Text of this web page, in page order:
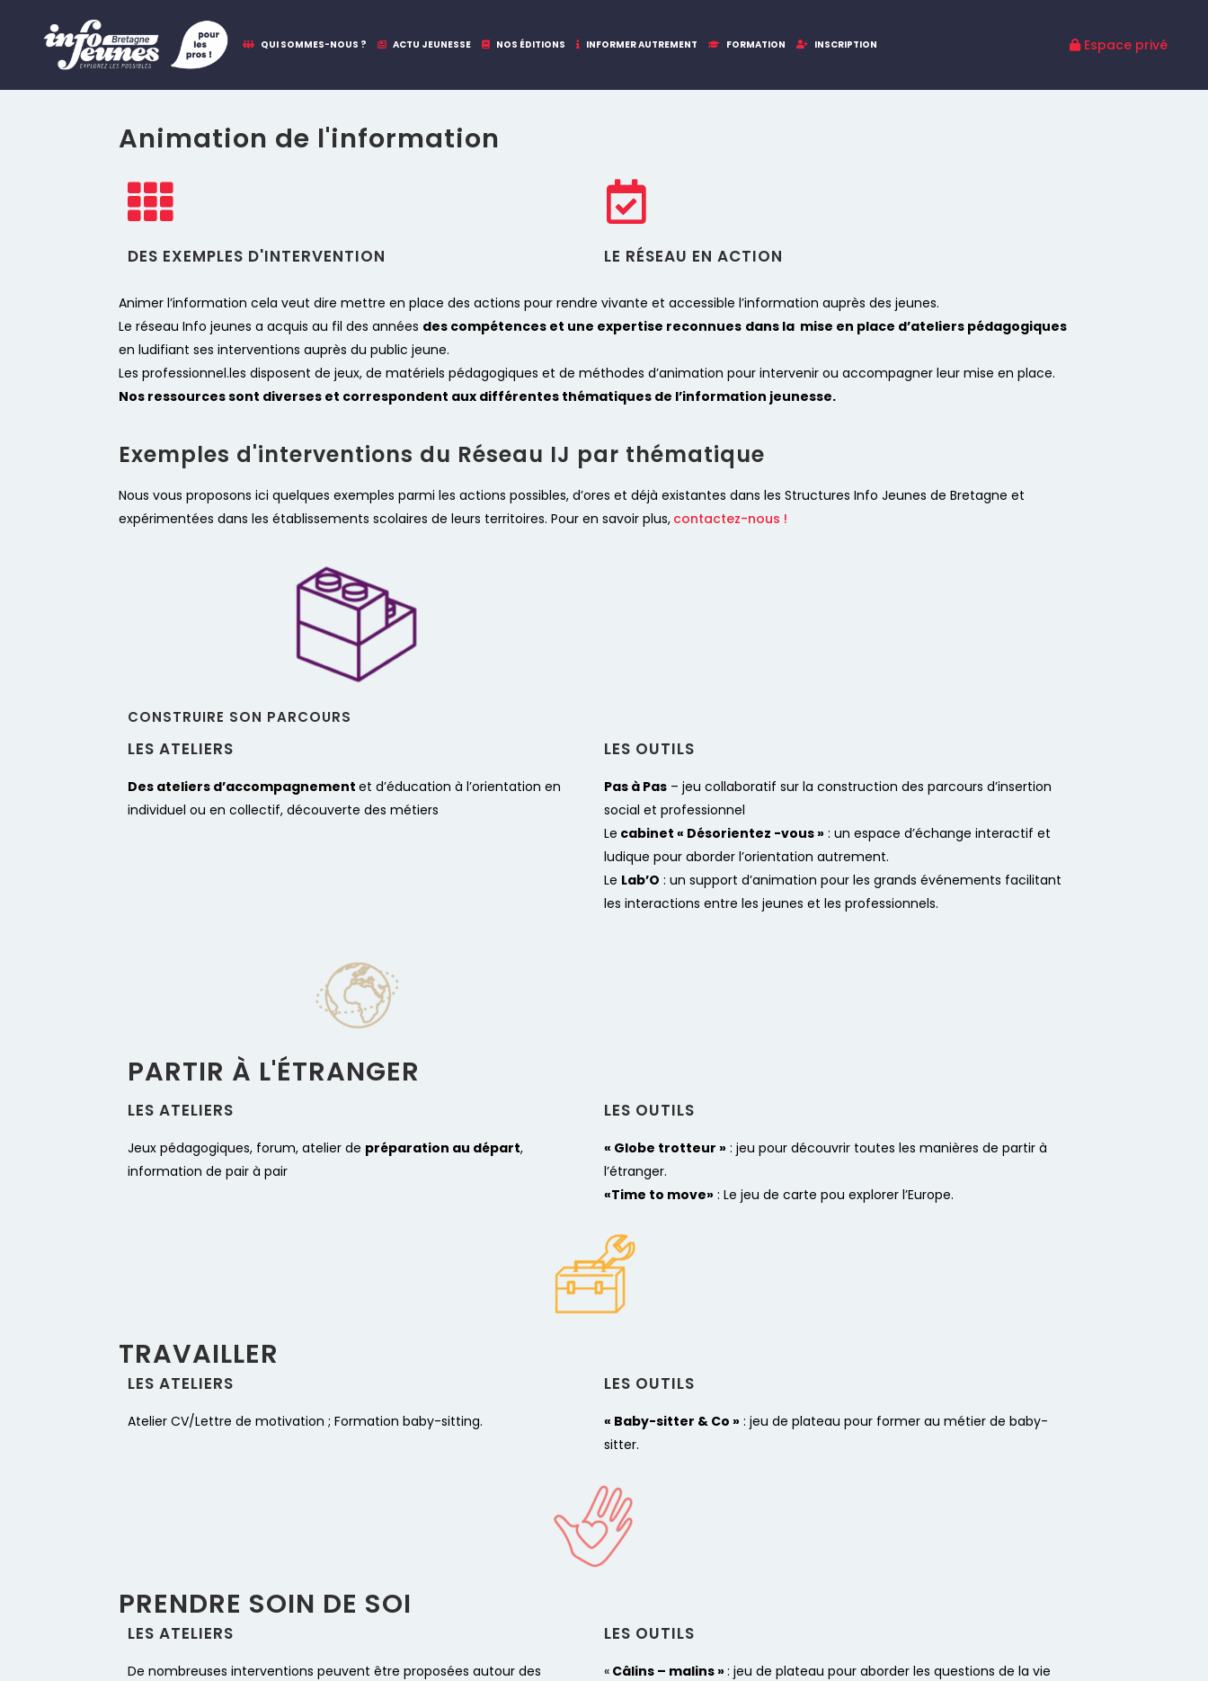
QUI SOMMES-NOUS ? ACTU JEUNESSE NOS ÉDITIONS INFORMER AUTREMENT FORMATION INSCRIPTION
Animation de l'information
DES EXEMPLES D'INTERVENTION LE RÉSEAU EN ACTION
Animer l’information cela veut dire mettre en place des actions pour rendre vivante et accessible l’information auprès des jeunes.
Le réseau Info jeunes a acquis au fil des années des compétences et une expertise reconnues dans la mise en place d’ateliers pédagogiques
en ludifiant ses interventions auprès du public jeune.
Les professionnel.les disposent de jeux, de matériels pédagogiques et de méthodes d’animation pour intervenir ou accompagner leur mise en place.
Nos ressources sont diverses et correspondent aux différentes thématiques de l’information jeunesse.
Exemples d'interventions du Réseau IJ par thématique
Nous vous proposons ici quelques exemples parmi les actions possibles, d’ores et déjà existantes dans les Structures Info Jeunes de Bretagne et
expérimentées dans les établissements scolaires de leurs territoires. Pour en savoir plus, contactez-nous !
CONSTRUIRE SON PARCOURS
LES ATELIERS​
Des ateliers d’accompagnement et d’éducation à l’orientation en
individuel ou en collectif, découverte des métiers
LES OUTILS​
Pas à Pas – jeu collaboratif sur la construction des parcours d’insertion
social et professionnel
Le cabinet « Désorientez -vous » : un espace d’échange interactif et
ludique pour aborder l’orientation autrement.
Le Lab’O : un support d’animation pour les grands événements facilitant
les interactions entre les jeunes et les professionnels.
PARTIR À L'ÉTRANGER
LES ATELIERS​
Jeux pédagogiques, forum, atelier de préparation au départ,
information de pair à pair
LES OUTILS​
« Globe trotteur » : jeu pour découvrir toutes les manières de partir à
l’étranger.
«Time to move» : Le jeu de carte pou explorer l’Europe.
TRAVAILLER
LES ATELIERS​
Atelier CV/Lettre de motivation ; Formation baby-sitting.
LES OUTILS​
« Baby-sitter & Co » : jeu de plateau pour former au métier de baby-
sitter.
PRENDRE SOIN DE SOI
LES ATELIERS​
De nombreuses interventions peuvent être proposées autour des
LES OUTILS​
« Câlins – malins »: jeu de plateau pour aborder les questions de la vie